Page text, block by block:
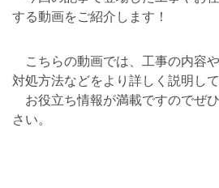
する動画をご紹介します！
こちらの動画では、工事の内容
対処方法などをより詳しく説明して
お役立ち情報が満載ですのでぜ
さい。